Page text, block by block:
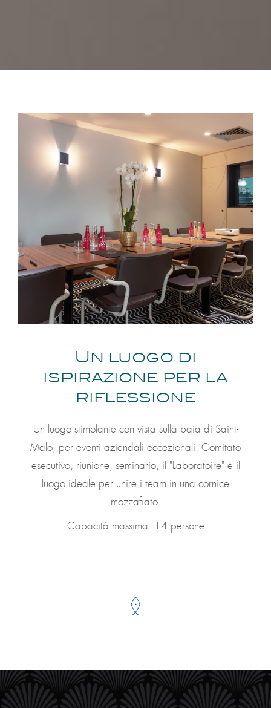
Un luogo di
ispirazione per la
riflessione
Un luogo stimolante con vista sulla baia di Saint-
Malo, per eventi aziendali eccezionali. Comitato
esecutivo, riunione, seminario, il "Laboratoire" è il
luogo ideale per unire i team in una cornice
mozzafiato.
Capacità massima: 14 persone